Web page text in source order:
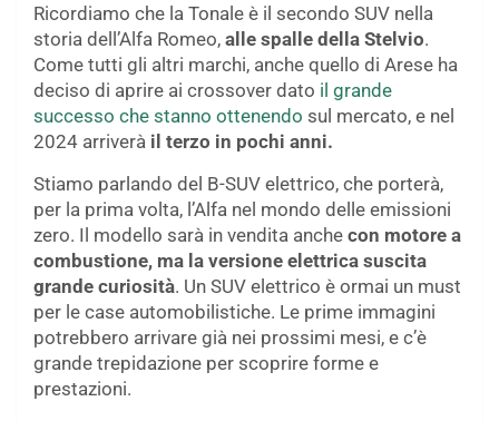
Ricordiamo che la Tonale è il secondo SUV nella
storia dell’Alfa Romeo, alle spalle della Stelvio.
Come tutti gli altri marchi, anche quello di Arese ha
deciso di aprire ai crossover dato il grande
successo che stanno ottenendo sul mercato, e nel
2024 arriverà il terzo in pochi anni.
Stiamo parlando del B-SUV elettrico, che porterà,
per la prima volta, l’Alfa nel mondo delle emissioni
zero. Il modello sarà in vendita anche con motore a
combustione, ma la versione elettrica suscita
grande curiosità. Un SUV elettrico è ormai un must
per le case automobilistiche. Le prime immagini
potrebbero arrivare già nei prossimi mesi, e c’è
grande trepidazione per scoprire forme e
prestazioni.